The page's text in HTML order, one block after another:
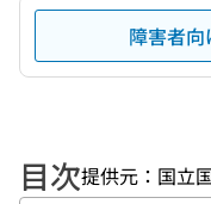
障害者向
目次提供元：国立